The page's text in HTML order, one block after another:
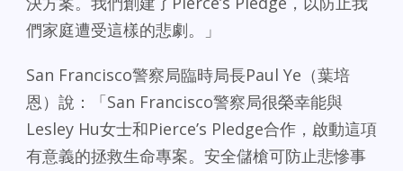
們家庭遭受這樣的悲劇。」
San Francisco警察局臨時局長Paul Ye（葉培
恩）說：「San Francisco警察局很榮幸能與
Lesley Hu女士和Pierce’s Pledge合作，啟動這項
有意義的拯救生命專案。安全儲槍可防止悲慘事